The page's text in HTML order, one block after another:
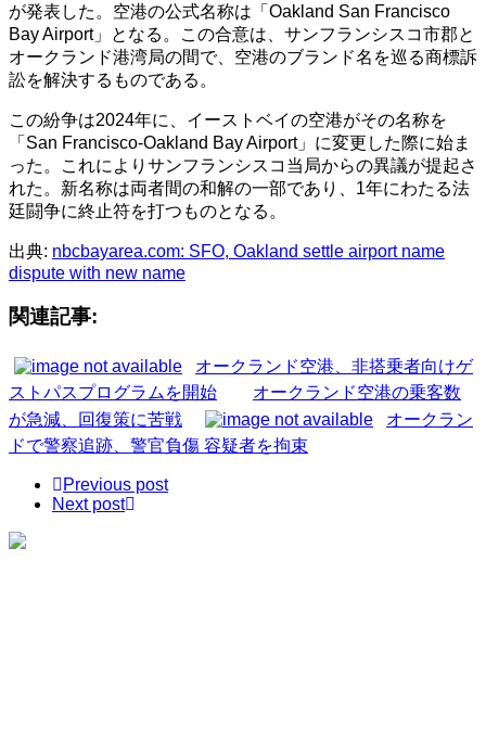
が発表した。空港の公式名称は「Oakland San Francisco
Bay Airport」となる。この合意は、サンフランシスコ市郡と
オークランド港湾局の間で、空港のブランド名を巡る商標訴
訟を解決するものである。
この紛争は2024年に、イーストベイの空港がその名称を
「San Francisco-Oakland Bay Airport」に変更した際に始ま
った。これによりサンフランシスコ当局からの異議が提起さ
れた。新名称は両者間の和解の一部であり、1年にわたる法
廷闘争に終止符を打つものとなる。
出典: nbcbayarea.com: SFO, Oakland settle airport name
dispute with new name
関連記事:
オークランド空港、非搭乗者向けゲ
ストパスプログラムを開始
オークランド空港の乗客数
が急減、回復策に苦戦
オークラン
ドで警察追跡、警官負傷 容疑者を拘束
Previous post
Next post